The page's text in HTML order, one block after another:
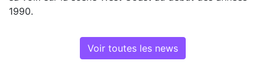
1990.
Voir toutes les news